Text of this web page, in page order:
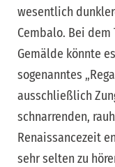
wesentlich
Cembalo. Bei
Gemälde könnte
sogenanntes
ausschließlich
schnarrenden,
Renaissancezeit
sehr selten zu